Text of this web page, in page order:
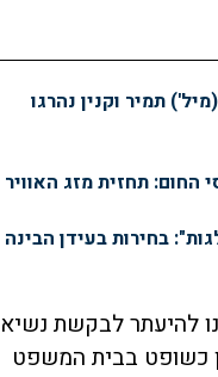
תמיר וקנין נהרגו
תחזית מזג האוויר
בחירות בעידן הבינה
להיעתר לבקשת נשיא
כשופט בבית המשפט